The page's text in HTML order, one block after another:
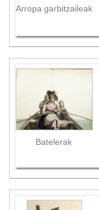
Arropa garbitzaileak
Batelerak